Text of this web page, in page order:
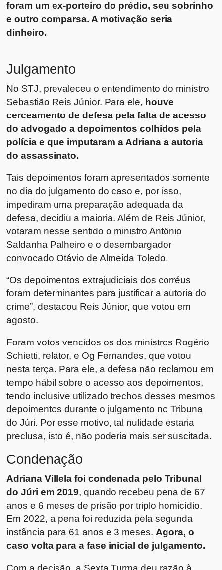
foram um ex-porteiro do prédio, seu sobrinho
e outro comparsa. A motivação seria
dinheiro.
Julgamento
No STJ, prevaleceu o entendimento do ministro
Sebastião Reis Júnior. Para ele, houve
cerceamento de defesa pela falta de acesso
do advogado a depoimentos colhidos pela
polícia e que imputaram a Adriana a autoria
do assassinato.
Tais depoimentos foram apresentados somente
no dia do julgamento do caso e, por isso,
impediram uma preparação adequada da
defesa, decidiu a maioria. Além de Reis Júnior,
votaram nesse sentido o ministro Antônio
Saldanha Palheiro e o desembargador
convocado Otávio de Almeida Toledo.
“Os depoimentos extrajudiciais dos corréus
foram determinantes para justificar a autoria do
crime”, destacou Reis Júnior, que votou em
agosto.
Foram votos vencidos os dos ministros Rogério
Schietti, relator, e Og Fernandes, que votou
nesta terça. Para ele, a defesa não reclamou em
tempo hábil sobre o acesso aos depoimentos,
tendo inclusive utilizado trechos desses mesmos
depoimentos durante o julgamento no Tribuna
do Júri. Por esse motivo, tal nulidade estaria
preclusa, isto é, não poderia mais ser suscitada.
Condenação
Adriana Villela foi condenada pelo Tribunal
do Júri em 2019, quando recebeu pena de 67
anos e 6 meses de prisão por triplo homicídio.
Em 2022, a pena foi reduzida pela segunda
instância para 61 anos e 3 meses. Agora, o
caso volta para a fase inicial de julgamento.
Com a decisão, a Sexta Turma deu razão à